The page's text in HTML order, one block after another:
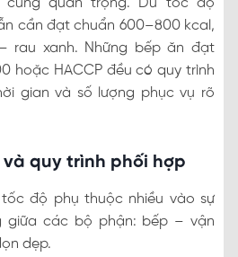
cần đạt chuẩn 600–800 kcal,
rau xanh. Những bếp ăn đạt
hoặc HACCP đều có quy trình
gian và số lượng phục vụ rõ
và quy trình phối hợp
tốc độ phụ thuộc nhiều vào sự
giữa các bộ phận: bếp – vận
dẹp.